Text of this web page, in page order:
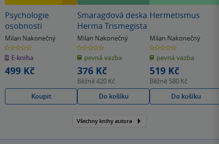
Psychologie
osobnosti
Milan Nakonečný
0.0
z
5
hvězdiček
E-kniha
499 Kč
Koupit
Smaragdová deska
Herma Trismegista
Milan Nakonečný
0.0
z
5
hvězdiček
pevná vazba
376 Kč
Běžně420 Kč
Do košíku
Hermetismus
Milan Nakonečný
0.0
z
5
hvězdiček
pevná vazba
519 Kč
Běžně 580 Kč
Do košíku
Všechny knihy autora